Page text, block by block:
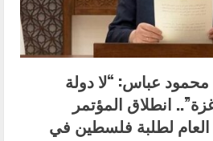
عباس: “لا دولة
انطلاق المؤتمر
للاتحاد العام لطلبة فلسطين في